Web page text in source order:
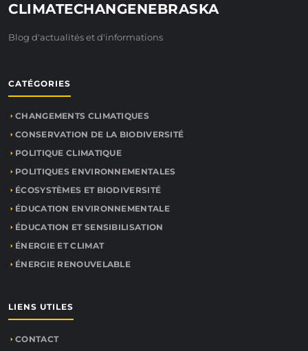
CLIMATECHANGENEBRASKA
Blog d'actualités et d'informations
CATÉGORIES
CHANGEMENTS CLIMATIQUES
CONSERVATION DE LA BIODIVERSITÉ
POLITIQUE CLIMATIQUE
POLITIQUES ENVIRONNEMENTALES
ÉCOSYSTÈMES ET BIODIVERSITÉ
ÉDUCATION ENVIRONNEMENTALE
ÉDUCATION ET SENSIBILISATION
ÉNERGIE ET CLIMAT
ÉNERGIE RENOUVELABLE
LIENS UTILES
CONTACT